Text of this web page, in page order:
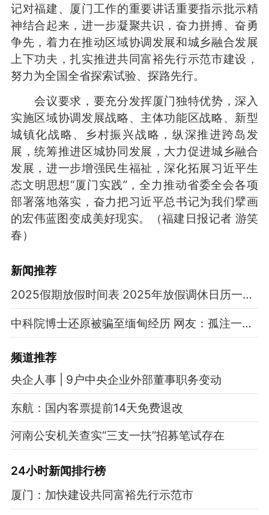
记对福建、厦门工作的重要讲话重要指示批示精
神结合起来，进一步凝聚共识，奋力拼搏、奋勇
争先，着力在推动区域协调发展和城乡融合发展
上下功夫，扎实推进共同富裕先行示范市建设，
努力为全国全省探索试验、探路先行。
会议要求，要充分发挥厦门独特优势，深入
实施区域协调发展战略、主体功能区战略、新型
城镇化战略、乡村振兴战略，纵深推进跨岛发
展，统筹推进区城协同发展，大力促进城乡融合
发展，进一步增强民生福祉，深化拓展习近平生
态文明思想“厦门实践”，全力推动省委全会各项
部署落地落实，奋力把习近平总书记为我们擘画
的宏伟蓝图变成美好现实。
（福建日报记者 游笑
春）
新闻推荐
2025假期放假时间表 2025年放假调休日历一览表
中科院博士还原被骗至缅甸经历 网友：孤注一掷现实版
频道推荐
央企人事 | 9户中央企业外部董事职务变动
东航：国内客票提前14天免费退改
河南公安机关查实“三支一扶”招募笔试存在
24小时新闻排行榜
厦门：加快建设共同富裕先行示范市